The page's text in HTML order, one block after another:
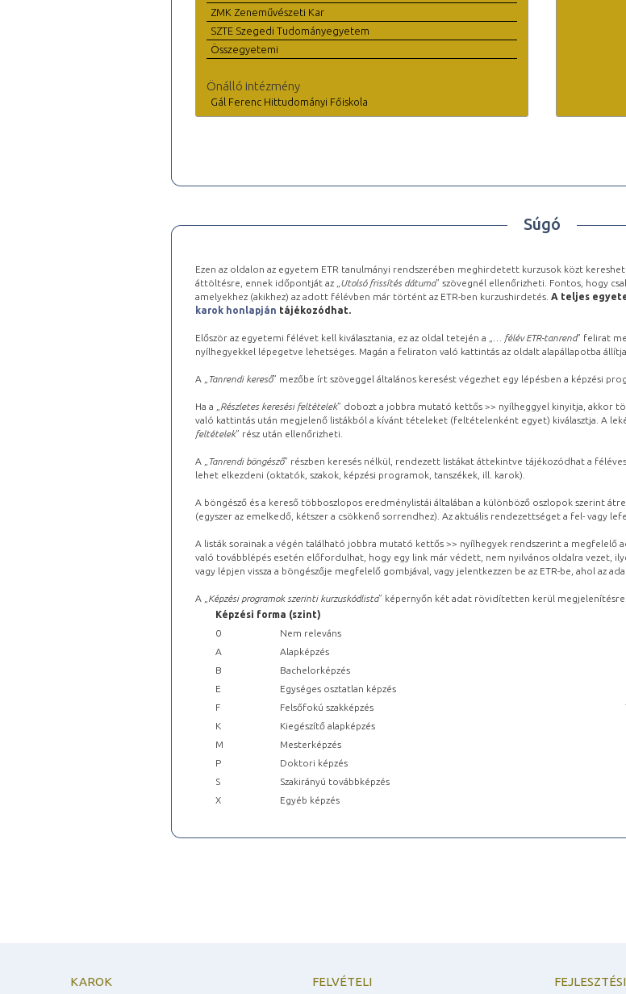
ZMK Zeneművészeti Kar
SZTE Szegedi Tudományegyetem
Összegyetemi
Önálló intézmény
Gál Ferenc Hittudományi Főiskola
Súgó
Ezen az oldalon az egyetem ETR tanulmányi rendszerében meghirdetett kurzusok közt
áttöltésre, ennek időpontját az „ Utolsó frissítés dátuma” szövegnél ellenőrizheti. Fontos, hogy
amelyekhez (akikhez) az adott félévben már történt az ETR-ben kurzushirdetés. A teljes
karok honlapján tájékozódhat.
Először az egyetemi félévet kell kiválasztania, ez az oldal tetején a „ … félév ETR-tanrend” felirat
nyílhegyekkel lépegetve lehetséges. Magán a feliraton való kattintás az oldalt alapállapotba állítja.
A „ Tanrendi kereső” mezőbe írt szöveggel általános keresést végezhet egy lépésben a képzési
Ha a „ Részletes keresési feltételek” dobozt a jobbra mutató kettős >> nyílheggyel kinyitja, akkor
való kattintás után megjelenő listákból a kívánt tételeket (feltételenként egyet) kiválasztja. A
feltételek” rész után ellenőrizheti.
A „ Tanrendi böngésző” részben keresés nélkül, rendezett listákat áttekintve tájékozódhat a
lehet elkezdeni (oktatók, szakok, képzési programok, tanszékek, ill. karok).
A böngésző és a kereső többoszlopos eredménylistái általában a különböző oszlopok szerint
(egyszer az emelkedő, kétszer a csökkenő sorrendhez). Az aktuális rendezettséget a fel- vagy
A listák sorainak a végén található jobbra mutató kettős >> nyílhegyek rendszerint a megfelelő
való továbblépés esetén előfordulhat, hogy egy link már védett, nem nyilvános oldalra vezet,
vagy lépjen vissza a böngészője megfelelő gombjával, vagy jelentkezzen be az ETR-be, ahol az
A „ Képzési programok szerinti kurzuskódlista” képernyőn két adat rövidítetten kerül
Képzési forma (szint)
0
Nem releváns
A
Alapképzés
B
Bachelorképzés
E
Egységes osztatlan képzés
F
Felsőfokú szakképzés
K
Kiegészítő alapképzés
M
Mesterképzés
P
Doktori képzés
S
Szakirányú továbbképzés
X
Egyéb képzés
KAROK FELVÉTELI